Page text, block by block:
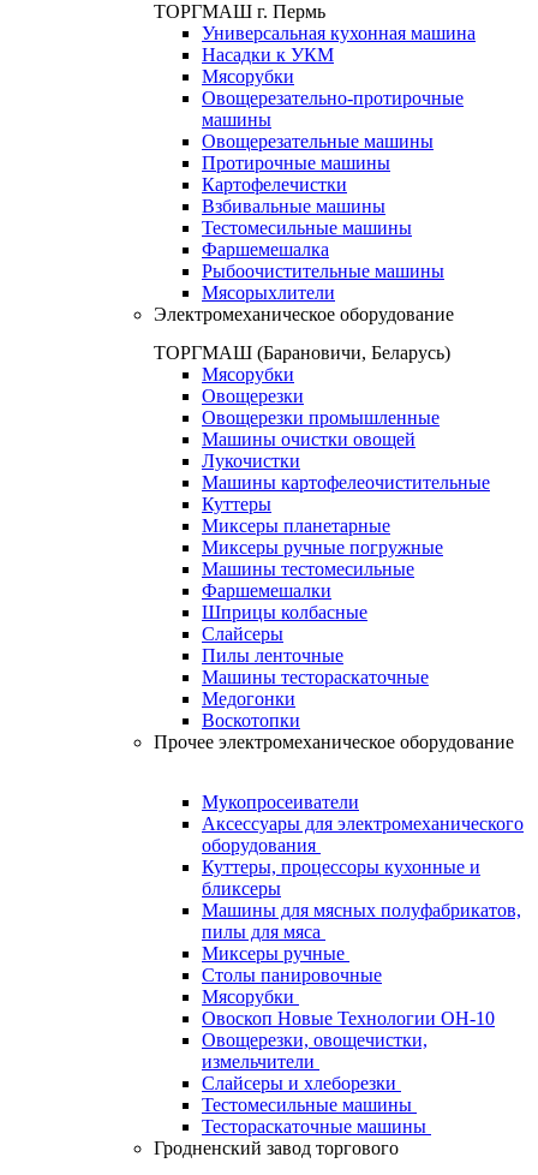
ТОРГМАШ г. Пермь
Универсальная кухонная машина
Насадки к УКМ
Мясорубки
Овощерезательно-протирочные
машины
Овощерезательные машины
Протирочные машины
Картофелечистки
Взбивальные машины
Тестомесильные машины
Фаршемешалка
Рыбоочистительные машины
Мясорыхлители
Электромеханическое оборудование
ТОРГМАШ (Барановичи, Беларусь)
Мясорубки
Овощерезки
Овощерезки промышленные
Машины очистки овощей
Лукочистки
Машины картофелеочистительные
Куттеры
Миксеры планетарные
Миксеры ручные погружные
Машины тестомесильные
Фаршемешалки
Шприцы колбасные
Слайсеры
Пилы ленточные
Машины тестораскаточные
Медогонки
Воскотопки
Прочее электромеханическое оборудование
Мукопросеиватели
Аксессуары для электромеханического
оборудования
Куттеры, процессоры кухонные и
бликсеры
Машины для мясных полуфабрикатов,
пилы для мяса
Миксеры ручные
Столы панировочные
Мясорубки
Овоскоп Новые Технологии ОН-10
Овощерезки, овощечистки,
измельчители
Слайсеры и хлеборезки
Тестомесильные машины
Тестораскаточные машины
Гродненский завод торгового